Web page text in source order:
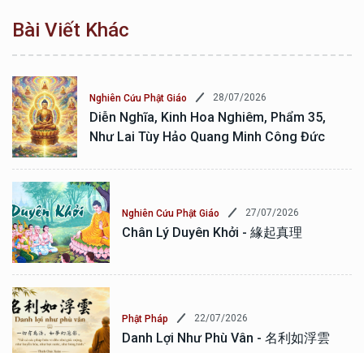
Bài Viết Khác
Nghiên Cứu Phật Giáo 28/07/2026
Diễn Nghĩa, Kinh Hoa Nghiêm, Phẩm 35,
Như Lai Tùy Hảo Quang Minh Công Đức
Nghiên Cứu Phật Giáo 27/07/2026
Chân Lý Duyên Khởi - 緣起真理
Phật Pháp 22/07/2026
Danh Lợi Như Phù Vân - 名利如浮雲